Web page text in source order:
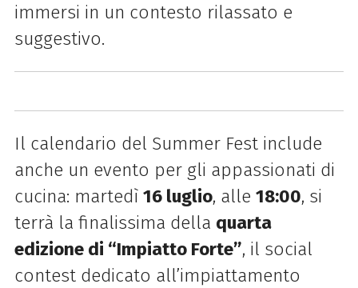
immersi in un contesto rilassato e
suggestivo.
Il calendario del Summer Fest include
anche un evento per gli appassionati di
cucina: martedì 16 luglio, alle 18:00, si
terrà la finalissima della quarta
edizione di “Impiatto Forte”, il social
contest dedicato all’impiattamento